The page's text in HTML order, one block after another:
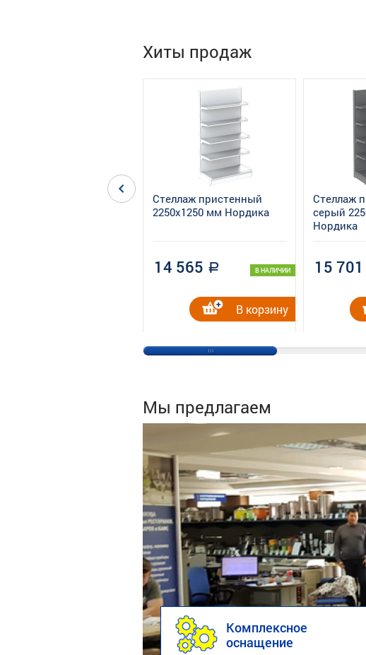
Хиты продаж
Стеллаж пристенный
2250х1250 мм Нордика
14 565 a В НАЛИЧИИ
В корзину
Стеллаж
серый
Нордика
15 701
next
Мы предлагаем
Комплексное
оснащение